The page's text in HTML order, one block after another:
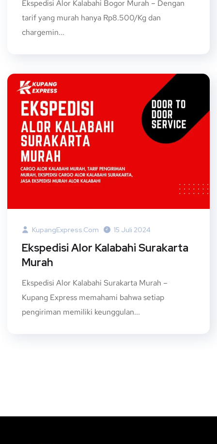
Ekspedisi Alor Kalabahi Bogor Murah – Dengan
tarif yang murah hanya Rp8.500/Kg dan
chargemin...
KupangExpress.com 15 Juli 2024
Ekspedisi Alor Kalabahi Surakarta
Murah
Ekspedisi Alor Kalabahi Surakarta Murah –
Kupang Express memahami bahwa setiap
pengiriman memiliki keunggulan...